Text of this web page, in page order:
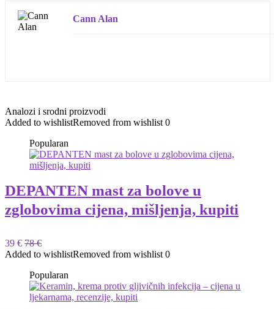
Cann Alan
Analozi i srodni proizvodi
Added to wishlistRemoved from wishlist 0
Popularan
DEPANTEN mast za bolove u
zglobovima cijena, mišljenja, kupiti
39 € 78 €
Added to wishlistRemoved from wishlist 0
Popularan